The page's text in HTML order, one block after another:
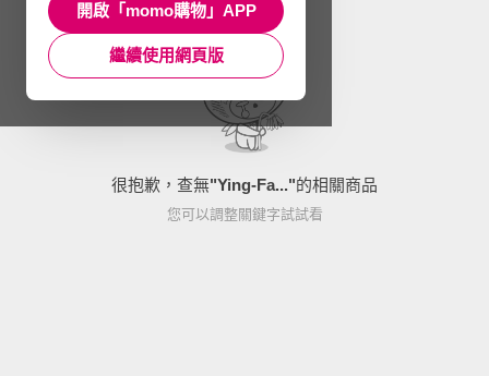
很抱歉，查無"Ying-Fa..."的相關商品
您可以調整關鍵字試試看
開啟「momo購物」APP
繼續使用網頁版